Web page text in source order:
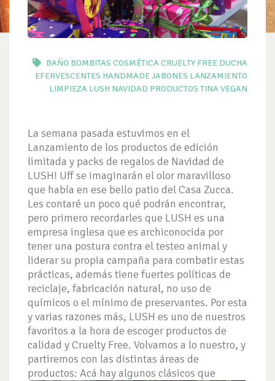
BAÑO BOMBITAS COSMÉTICA CRUELTY FREE DUCHA
EFERVESCENTES HANDMADEJABONES LANZAMIENTO
LIMPIEZA LUSH NAVIDAD PRODUCTOS TINA VEGAN
La semana pasada estuvimos en el
Lanzamiento de los productos de edición
limitada y packs de regalos de Navidad de
LUSH! Uff se imaginarán el olor maravilloso
que había en ese bello patio del Casa Zucca.
Les contaré un poco qué podrán encontrar,
pero primero recordarles que LUSH es una
empresa inglesa que es archiconocida por
tener una postura contra el testeo animal y
liderar su propia campaña para combatir estas
prácticas, además tiene fuertes políticas de
reciclaje, fabricación natural, no uso de
químicos o el mínimo de preservantes. Por esta
y varias razones más, LUSH es uno de nuestros
favoritos a la hora de escoger productos de
calidad y Cruelty Free. Volvamos a lo nuestro, y
partiremos con las distintas áreas de
productos: Acá hay algunos clásicos que